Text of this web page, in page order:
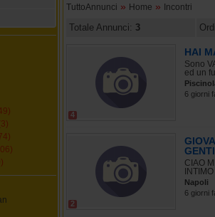
TuttoAnnunci » Home » Incontri
Totale Annunci: 3
4
HAI
Sono
ed un
6 giorni
2
CIAO
Napoli
6 giorni